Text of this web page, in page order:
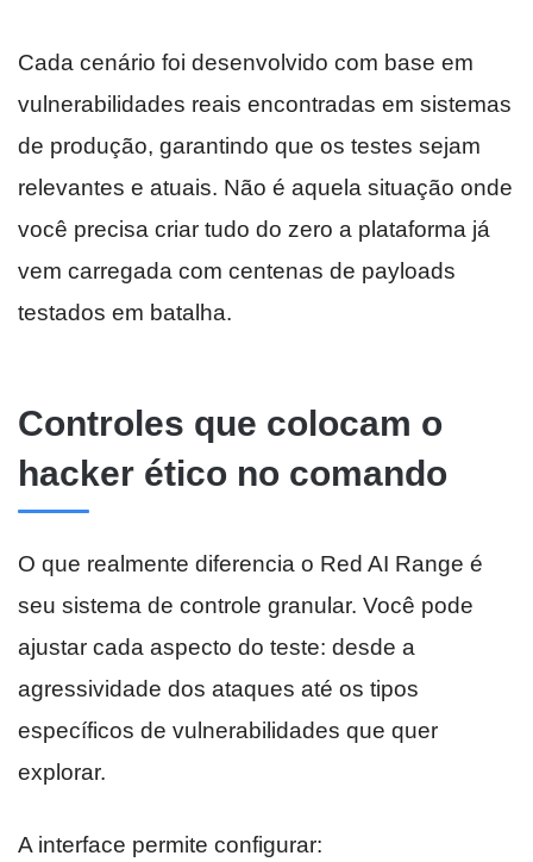
Cada cenário foi desenvolvido com base em
vulnerabilidades reais encontradas em sistemas
de produção, garantindo que os testes sejam
relevantes e atuais. Não é aquela situação onde
você precisa criar tudo do zero a plataforma já
vem carregada com centenas de payloads
testados em batalha.
Controles que colocam o
hacker ético no comando
O que realmente diferencia o Red AI Range é
seu sistema de controle granular. Você pode
ajustar cada aspecto do teste: desde a
agressividade dos ataques até os tipos
específicos de vulnerabilidades que quer
explorar.
A interface permite configurar: